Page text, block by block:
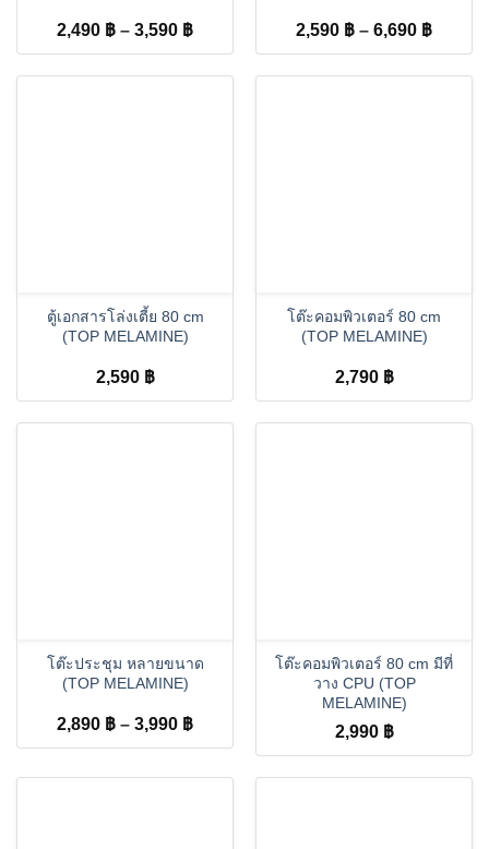
2,490 ฿ – 3,590 ฿Price
range:
2,590 ฿ – 6,690 ฿Price
range:
ตู้เอกสารโล่งเตี้ย 80 cm
(TOP MELAMINE)
2,590 ฿
โต๊ะคอมพิวเตอร์ 80 cm
(TOP MELAMINE)
2,790 ฿
โต๊ะประชุม หลายขนาด
(TOP MELAMINE)
2,890 ฿ – 3,990 ฿Price
range:
through
โต๊ะคอมพิวเตอร์ 80 cm มีที่
วาง CPU (TOP
MELAMINE)
2,990 ฿